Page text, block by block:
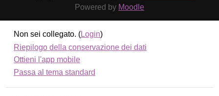
Powered by Moodle
Non sei collegato. (Login)
Riepilogo della conservazione dei dati
Ottieni l'app mobile
Passa al tema standard